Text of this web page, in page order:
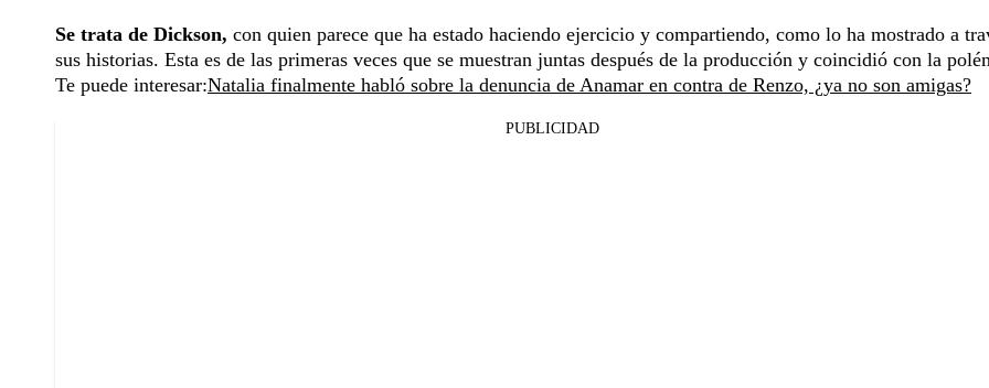
Se trata de Dickson, con quien parece que ha estado haciendo ejercicio y compartiendo, como lo ha mostrado a
sus historias. Esta es de las primeras veces que se muestran juntas después de la producción y coincidió con la
Te puede interesar:Natalia finalmente habló sobre la denuncia de Anamar en contra de Renzo, ¿ya no son amigas?
PUBLICIDAD